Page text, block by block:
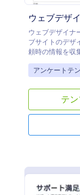
ウェブデザイナ
ブサイトのデザ
頼時の情報を収
デザイナーは、
ンケートフォ
レスに収集する
フォームテン
イトに埋め込ん
ォームから送
接受け取るこ
ロップで簡単に
入れたり、関
Go to
アンケートテ
テ